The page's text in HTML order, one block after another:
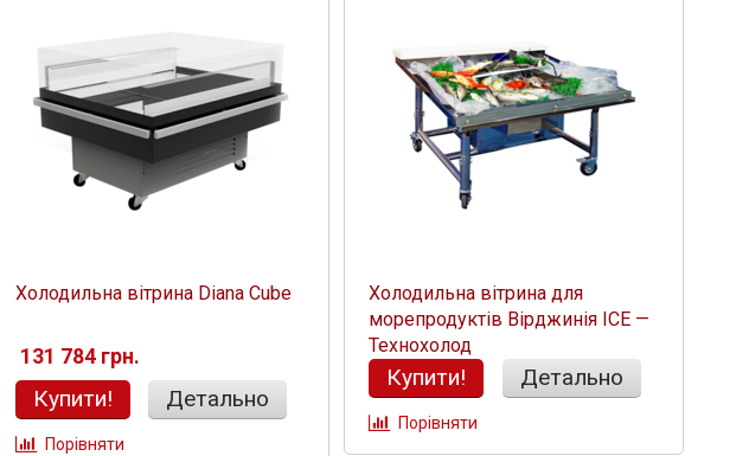
Холодильна вітрина Diana Cube
131 784 грн.
Купити! Детально
Порівняти
Холодильна вітрина для
морепродуктів Вірджинія ICE —
Технохолод
Купити! Детально
Порівняти